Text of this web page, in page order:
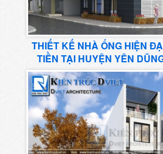
THIẾT KẾ NHÀ ỐNG HIỆN
TIỀN TẠI HUYỆN YÊN